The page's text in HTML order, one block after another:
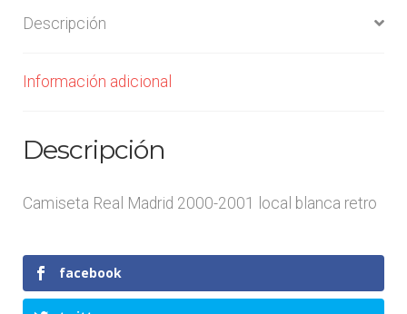
Descripción
Información adicional
Descripción
Camiseta Real Madrid 2000-2001 local blanca retro
facebook